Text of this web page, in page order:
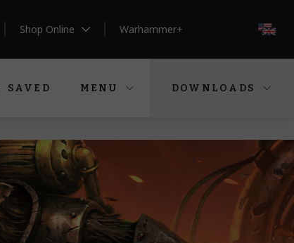
Shop Online Warhammer+
SAVED MENU DOWNLOADS